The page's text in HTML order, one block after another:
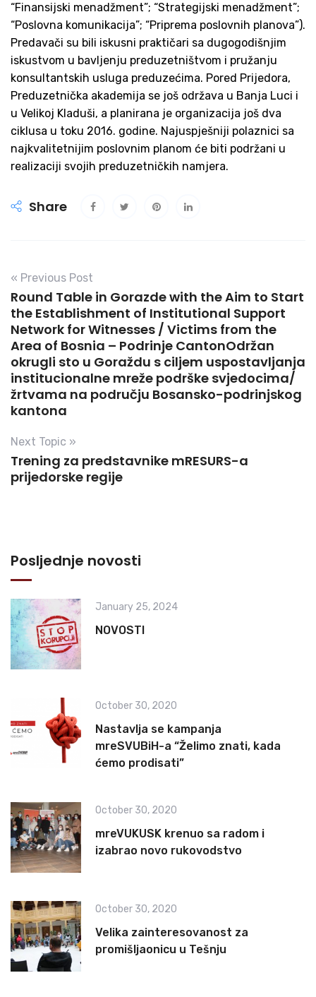
“Finansijski menadžment”; “Strategijski menadžment”;
“Poslovna komunikacija”; “Priprema poslovnih planova”).
Predavači su bili iskusni praktičari sa dugogodišnjim
iskustvom u bavljenju preduzetništvom i pružanju
konsultantskih usluga preduzećima. Pored Prijedora,
Preduzetnička akademija se još održava u Banja Luci i
u Velikoj Kladuši, a planirana je organizacija još dva
ciklusa u toku 2016. godine. Najuspješniji polaznici sa
najkvalitetnijim poslovnim planom će biti podržani u
realizaciji svojih preduzetničkih namjera.
Share
« Previous Post
Round Table in Gorazde with the Aim to Start
the Establishment of Institutional Support
Network for Witnesses / Victims from the
Area of Bosnia – Podrinje CantonOdržan
okrugli sto u Goraždu s ciljem uspostavljanja
institucionalne mreže podrške svjedocima/
žrtvama na području Bosansko-podrinjskog
kantona
Next Topic »
Trening za predstavnike mRESURS-a
prijedorske regije
Posljednje novosti
January 25, 2024
NOVOSTI
October 30, 2020
Nastavlja se kampanja
mreSVUBiH-a “Želimo znati, kada
ćemo prodisati”
October 30, 2020
mreVUKUSK krenuo sa radom i
izabrao novo rukovodstvo
October 30, 2020
Velika zainteresovanost za
promišljaonicu u Tešnju